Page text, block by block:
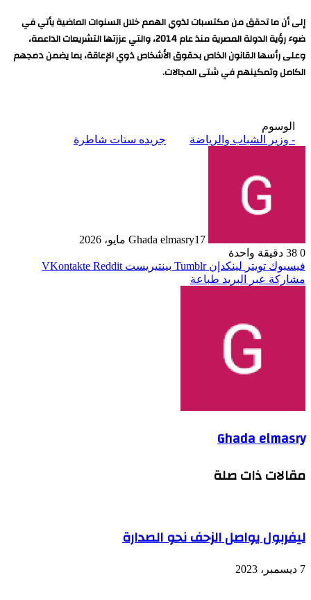
إلى أن ما تحقق من مكتسبات لذوي الهمم خلال السنوات الماضية يأتي في
ضوء رؤية الدولة المصرية منذ عام 2014، والتي عززتها التشريعات الداعمة،
وعلى رأسها القانون الخاص بحقوق الأشخاص ذوي الإعاقة، بما يضمن دمجهم
الكامل وتمكينهم في شتى المجالات.
الوسوم
- وزير الشباب والرياضة
جريده ستات شاطرة
Ghada elmasry17 مايو، 2026
0
دقيقة واحدة
فيسبوك تويتر لينكدإن بينتيريست
مشاركة عبر البريد طباعة
Ghada elmasry
مقالات ذات صلة
ليفربول يواصل الزحف نحو الصدارة
7 ديسمبر، 2023